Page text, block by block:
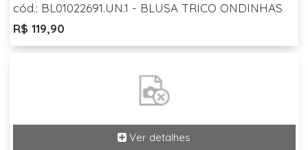
cód.: BL01022691.UN.1 - BLUSA TRICO ONDINHAS
R$ 119,90